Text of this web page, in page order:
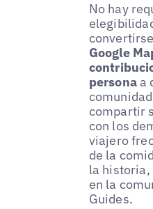
No hay
Google
personaa
compartir
con los
viajero
de la
la historia,
en la
Guides.